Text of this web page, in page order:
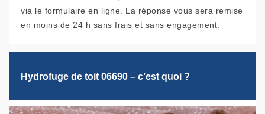
via le formulaire en ligne. La réponse vous sera remise
en moins de 24 h sans frais et sans engagement.
Hydrofuge de toit 06690 – c’est quoi ?